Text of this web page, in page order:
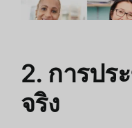
2. การปร
จริง